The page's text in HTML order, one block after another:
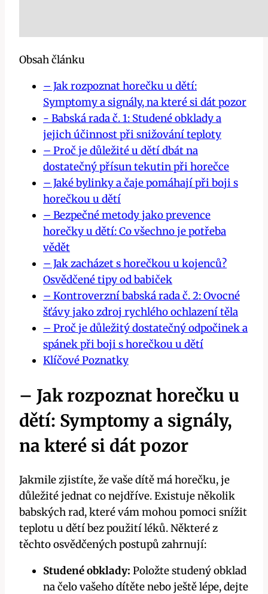
Obsah článku
– Jak rozpoznat horečku u dětí:
⁤Symptomy a signály, na ‍které si dát pozor
-​ Babská rada č. ⁢1: Studené obklady a
⁤jejich​ účinnost při snižování ​teploty
– Proč je důležité u dětí dbát na
dostatečný přísun tekutin při ⁣horečce
– Jaké bylinky a čaje pomáhají při boji s
horečkou u dětí
– Bezpečné metody jako prevence
horečky u dětí: Co všechno je potřeba
vědět
– Jak zacházet s⁤ horečkou u ⁢kojenců?
Osvědčené⁣ tipy od babiček
– Kontroverzní babská rada č. 2:⁤ Ovocné
šťávy⁣ jako zdroj⁢ rychlého ochlazení těla
– Proč je důležitý dostatečný ⁤odpočinek a⁢
spánek při boji s horečkou u‍ dětí
Klíčové ⁣Poznatky
– Jak rozpoznat horečku u
dětí: ⁤Symptomy a signály,
na ‍které si dát pozor
Jakmile zjistíte, že vaše dítě má horečku, je
‌důležité jednat co nejdříve.⁤ Existuje několik
‌babských rad, které ⁣vám mohou pomoci snížit
teplotu u dětí​ bez⁢ použití léků. Některé​ z
těchto osvědčených postupů zahrnují:
Studené obklady: Položte studený obklad​
na‌ čelo vašeho dítěte nebo ještě lépe, dejte⁤